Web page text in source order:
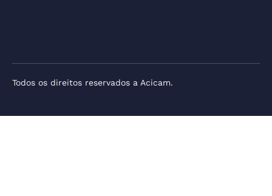
Todos os direitos reservados a Acicam.